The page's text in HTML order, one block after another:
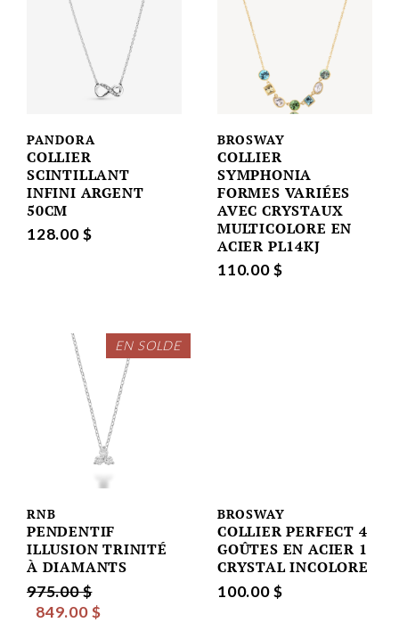
PANDORA
COLLIER
SCINTILLANT
INFINI ARGENT
50CM
128.00 $
BROSWAY
COLLIER
SYMPHONIA
FORMES VARIÉES
AVEC CRYSTAUX
MULTICOLORE EN
ACIER PL14KJ
110.00 $
EN SOLDE
RNB
PENDENTIF
ILLUSION TRINITÉ
À DIAMANTS
975.00 $
849.00 $
BROSWAY
COLLIER PERFECT 4
GOÛTES EN ACIER 1
CRYSTAL INCOLORE
100.00 $